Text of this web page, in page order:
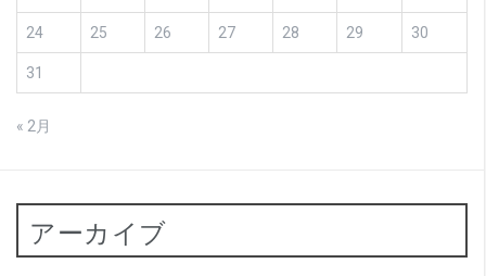
24 25 26 27 28 29 30
31
« 2月
アーカイブ